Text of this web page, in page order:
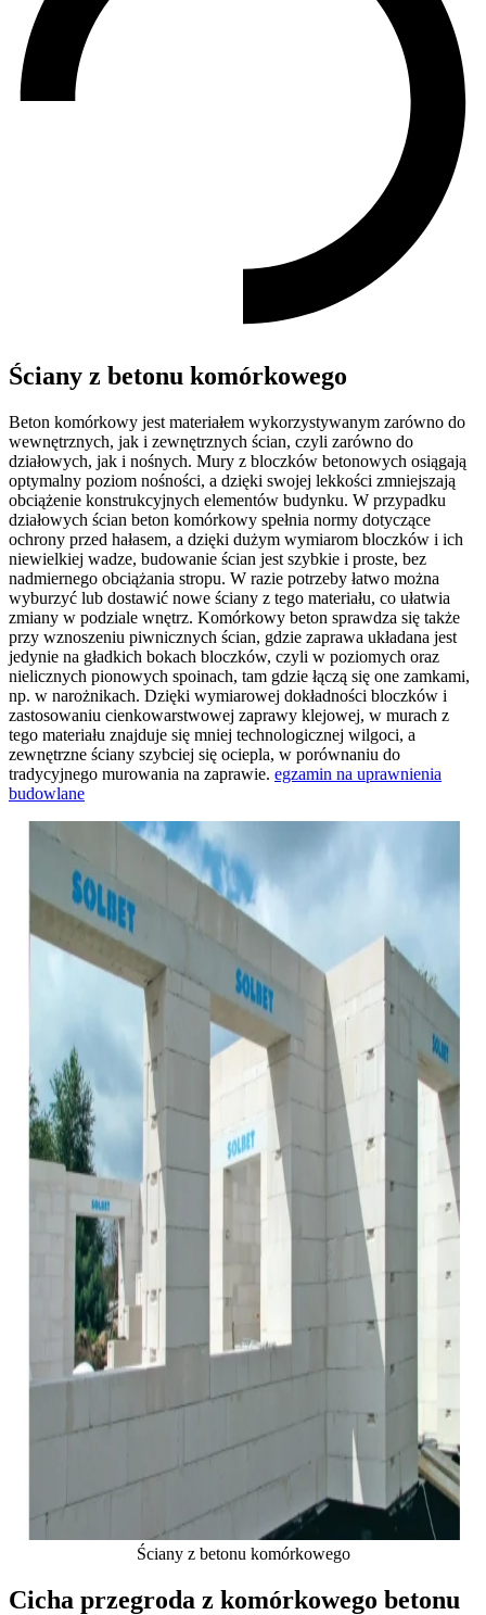
Ściany z betonu komórkowego
Beton komórkowy jest materiałem wykorzystywanym zarówno do
wewnętrznych, jak i zewnętrznych ścian, czyli zarówno do
działowych, jak i nośnych. Mury z bloczków betonowych osiągają
optymalny poziom nośności, a dzięki swojej lekkości zmniejszają
obciążenie konstrukcyjnych elementów budynku. W przypadku
działowych ścian beton komórkowy spełnia normy dotyczące
ochrony przed hałasem, a dzięki dużym wymiarom bloczków i ich
niewielkiej wadze, budowanie ścian jest szybkie i proste, bez
nadmiernego obciążania stropu. W razie potrzeby łatwo można
wyburzyć lub dostawić nowe ściany z tego materiału, co ułatwia
zmiany w podziale wnętrz. Komórkowy beton sprawdza się także
przy wznoszeniu piwnicznych ścian, gdzie zaprawa układana jest
jedynie na gładkich bokach bloczków, czyli w poziomych oraz
nielicznych pionowych spoinach, tam gdzie łączą się one zamkami,
np. w narożnikach. Dzięki wymiarowej dokładności bloczków i
zastosowaniu cienkowarstwowej zaprawy klejowej, w murach z
tego materiału znajduje się mniej technologicznej wilgoci, a
zewnętrzne ściany szybciej się ociepla, w porównaniu do
tradycyjnego murowania na zaprawie. egzamin na uprawnienia
budowlane
Ściany z betonu komórkowego
Cicha przegroda z komórkowego betonu